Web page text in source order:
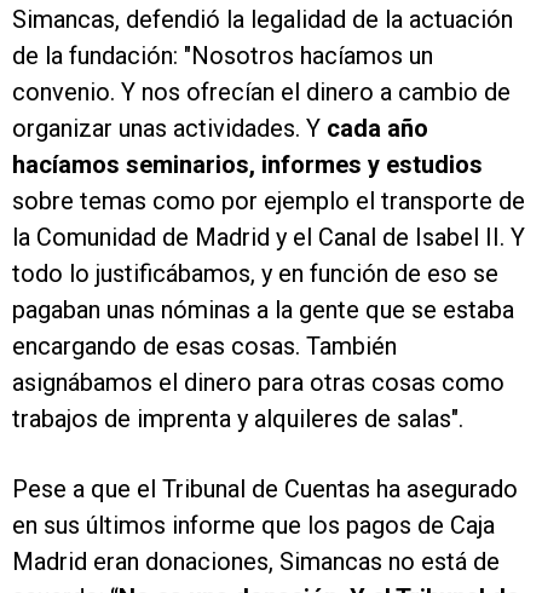
Simancas, defendió la legalidad de la actuación
de la fundación: "Nosotros hacíamos un
convenio. Y nos ofrecían el dinero a cambio de
organizar unas actividades. Y cada año
hacíamos seminarios, informes y estudios
sobre temas como por ejemplo el transporte de
la Comunidad de Madrid y el Canal de Isabel II. Y
todo lo justificábamos, y en función de eso se
pagaban unas nóminas a la gente que se estaba
encargando de esas cosas. También
asignábamos el dinero para otras cosas como
trabajos de imprenta y alquileres de salas".
Pese a que el Tribunal de Cuentas ha asegurado
en sus últimos informe que los pagos de Caja
Madrid eran donaciones, Simancas no está de